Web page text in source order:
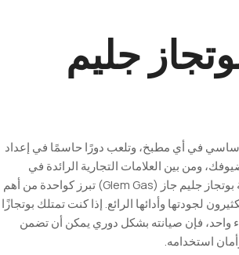
جليم
في أي مطبخ، وتلعب دورًا حاسمًا في إعداد
ومن بين العلامات التجارية الرائدة في
جليم جاز (Glem Gas)
تبرز كواحدة من أهم
لجودتها وأدائها الرائع. إذا كنت تمتلك بوتجازًا
واحد، فإن صيانته بشكل دوري يمكن أن تضمن
استخدامه.